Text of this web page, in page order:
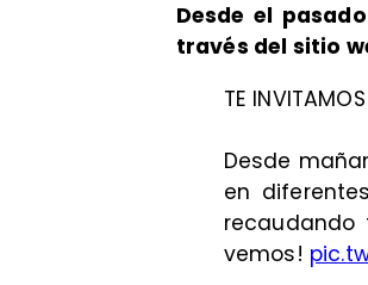
Desde el pasado
través del sitio
TE
Desde
en
recaudando
vemos!